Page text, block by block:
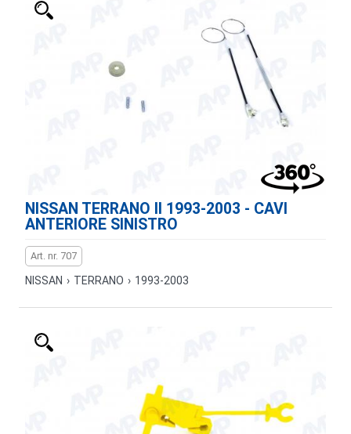
NISSAN TERRANO II 1993-2003 - CAVI
ANTERIORE SINISTRO
Art. nr. 707
NISSAN › TERRANO › 1993-2003